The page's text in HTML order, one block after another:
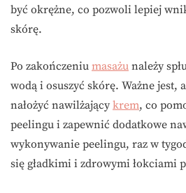
być okrężne, co pozwoli lepiej
skórę.
Po zakończeniu masażu należy
wodą i osuszyć skórę. Ważne jest,
nałożyć nawilżający krem, co
peelingu i zapewnić dodatkowe
wykonywanie peelingu, raz w
się gładkimi i zdrowymi łokciami